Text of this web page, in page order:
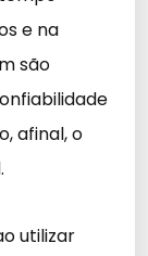
e na
são
afinal, o
utilizar